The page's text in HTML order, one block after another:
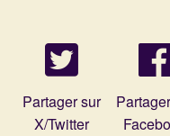
Ésotérisme : les
Arts Divinatoires :
Partager sur
X/Twitter